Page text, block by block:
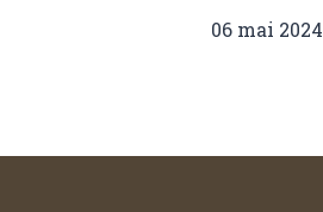
06 mai 2024